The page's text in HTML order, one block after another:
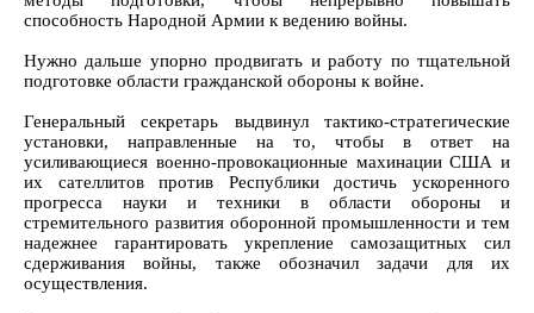
способность Народной Армии к ведению войны.
Нужно дальше упорно продвигать и работу по тщательной
подготовке области гражданской обороны к войне.
Генеральный секретарь выдвинул тактико-стратегические
установки, направленные на то, чтобы в ответ на
усиливающиеся военно-провокационные махинации США и
их сателлитов против Республики достичь ускоренного
прогресса науки и техники в области обороны и
стремительного развития оборонной промышленности и тем
надежнее гарантировать укрепление самозащитных сил
сдерживания войны, также обозначил задачи для их
осуществления.